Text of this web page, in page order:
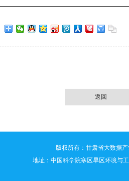
返回
版权所有：甘肃省大数据
地址：中国科学院寒区旱区环境与